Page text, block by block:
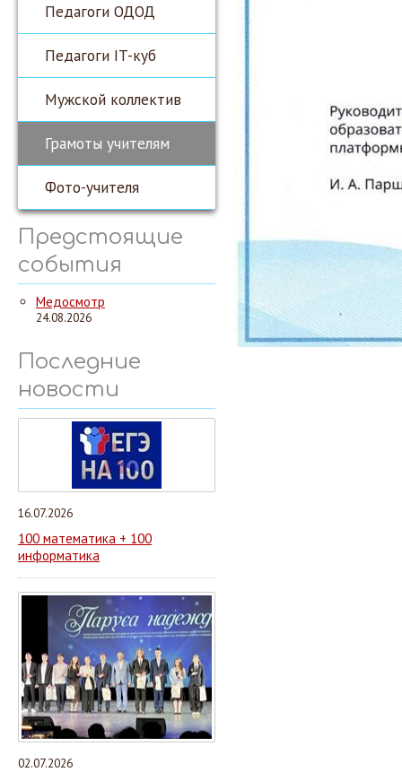
Педагоги ОДОД
Педагоги IT-куб
Мужской коллектив
Грамоты учителям
Фото-учителя
Предстоящие
события
Медосмотр
24.08.2026
Последние
новости
16.07.2026
100 математика + 100
информатика
02.07.2026